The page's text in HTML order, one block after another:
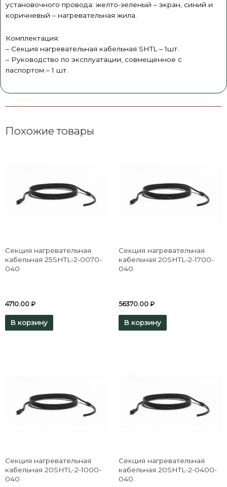
установочного провода: желто-зеленый – экран, синий и
коричневый – нагревательная жила.
Комплектация:
– Секция нагревательная кабельная SHTL – 1шт.
– Руководство по эксплуатации, совмещенное с
паспортом – 1 шт.
Похожие товары
Секция нагревательная
кабельная 25SHTL-2-0070-
040
4710.00 ₽
В корзину
Секция нагревательная
кабельная 20SHTL-2-1700-
040
56370.00 ₽
В корзину
Секция нагревательная
кабельная 20SHTL-2-1000-
040
Секция нагревательная
кабельная 20SHTL-2-0400-
040